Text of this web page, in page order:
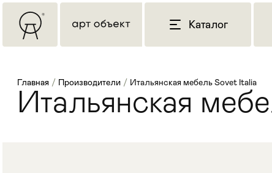
Каталог
Главная / Производители / Итальянская мебель Sovet Italia
Итальянская